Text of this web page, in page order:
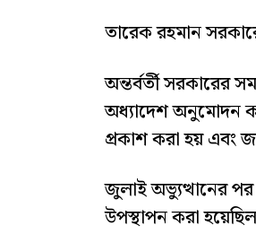
তারেক রহমান
অন্তর্বর্তী সরকারের
অধ্যাদেশ অনুমোদন
প্রকাশ করা হয় এবং
জুলাই অভ্যুত্থানের পর
উপস্থাপন করা